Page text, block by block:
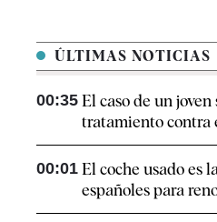
ÚLTIMAS NOTICIAS
00:35 El caso de un
tratamiento contra
00:01 El coche usado es
españoles para